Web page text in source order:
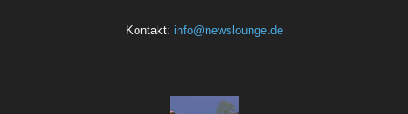
Kontakt: info@newslounge.de